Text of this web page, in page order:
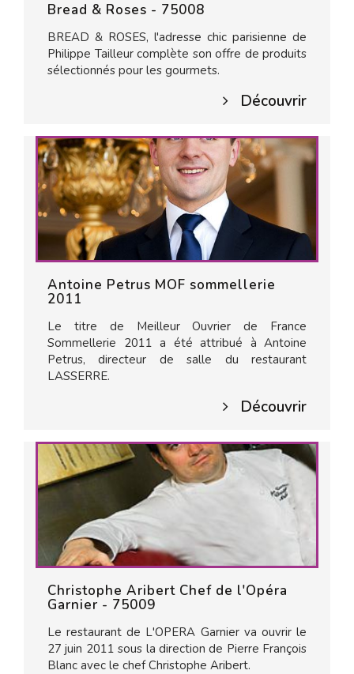
Bread & Roses - 75008
BREAD & ROSES, l'adresse chic parisienne de
Philippe Tailleur complète son offre de produits
sélectionnés pour les gourmets.
Découvrir
Antoine Petrus MOF sommellerie
2011
Le titre de Meilleur Ouvrier de France
Sommellerie 2011 a été attribué à Antoine
Petrus, directeur de salle du restaurant
LASSERRE.
Découvrir
Christophe Aribert Chef de l'Opéra
Garnier - 75009
Le restaurant de L'OPERA Garnier va ouvrir le
27 juin 2011 sous la direction de Pierre François
Blanc avec le chef Christophe Aribert.